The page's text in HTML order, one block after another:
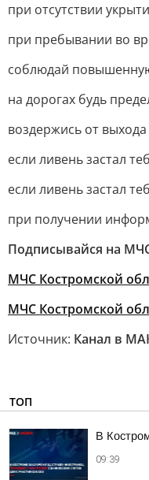
при отсутствии
при пребывании во
соблюдай
на дорогах будь
воздержись от
если ливень застал
если ливень застал
при получении
Подписывайся на
МЧС Костромской
МЧС Костромской
Источник: Канал в
ТОП
В
09:39